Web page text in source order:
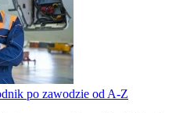
po zawodzie od A-Z